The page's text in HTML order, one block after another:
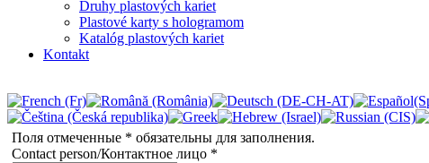
Druhy plastových kariet
Plastové karty s hologramom
Katalóg plastových kariet
Kontakt
Поля отмеченные * обязательны для заполнения.
Contact person/Контактное лицо *